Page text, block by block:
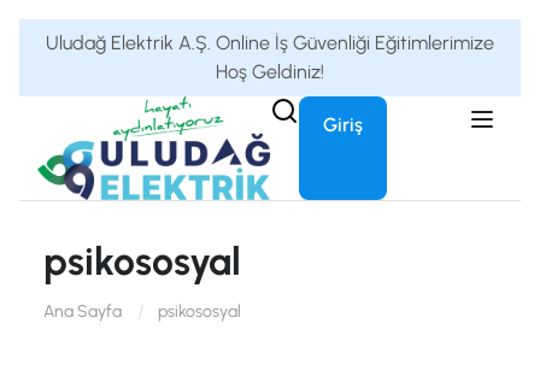
Uludağ Elektrik A.Ş. Online İş Güvenliği Eğitimlerimize
Hoş Geldiniz!
Giriş
psikososyal
Ana Sayfa psikososyal